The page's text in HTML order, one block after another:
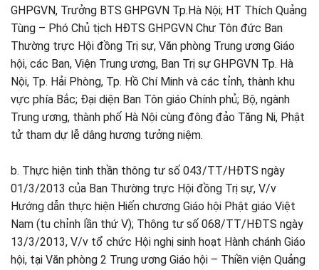
GHPGVN, Trưởng BTS GHPGVN Tp.Hà Nội; HT Thích Quảng
Tùng – Phó Chủ tịch HĐTS GHPGVN Chư Tôn đức Ban
Thường trực Hội đồng Trị sự, Văn phòng Trung ương Giáo
hội, các Ban, Viện Trung ương, Ban Trị sự GHPGVN Tp. Hà
Nội, Tp. Hải Phòng, Tp. Hồ Chí Minh và các tỉnh, thành khu
vực phía Bắc; Đại diện Ban Tôn giáo Chính phủ; Bộ, ngành
Trung ương, thành phố Hà Nội cùng đông đảo Tăng Ni, Phật
tử tham dự lễ dâng hương tưởng niệm.
b. Thực hiện tinh thần thông tư số 043/TT/HĐTS ngày
01/3/2013 của Ban Thường trực Hội đồng Trị sự, V/v
Hướng dẫn thực hiện Hiến chương Giáo hội Phật giáo Việt
Nam (tu chỉnh lần thứ V); Thông tư số 068/TT/HĐTS ngày
13/3/2013, V/v tổ chức Hội nghị sinh hoạt Hành chánh Giáo
hội, tại Văn phòng 2 Trung ương Giáo hội – Thiền viện Quảng